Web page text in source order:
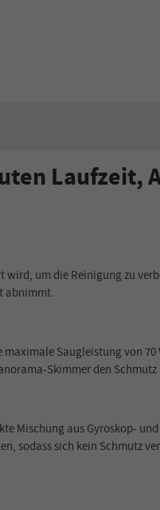
Laufzeit,
um die Reinigung zu
abnimmt.
Saugleistung von
Skimmer den
Mischung aus Gyroskop-
sodass sich kein Schmutz